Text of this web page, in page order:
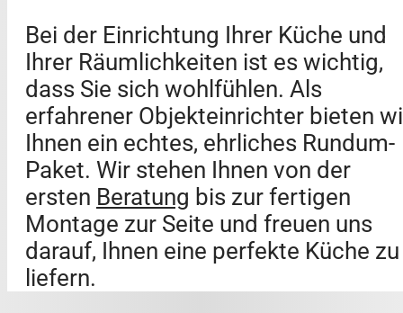
Bei der Einrichtung Ihrer Küche und
Ihrer Räumlichkeiten ist es wichtig,
dass Sie sich wohlfühlen. Als
erfahrener Objekteinrichter bieten
Ihnen ein echtes, ehrliches Rundum-
Paket. Wir stehen Ihnen von der
ersten Beratung bis zur fertigen
Montage zur Seite und freuen uns
darauf, Ihnen eine perfekte Küche zu
liefern.